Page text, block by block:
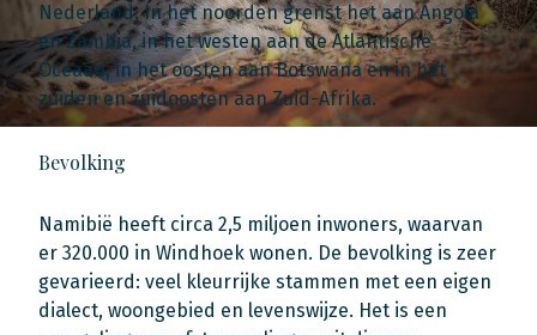
Nederland. In het noorden grenst het aan Angola
en Zambia, in het westen aan de Atlantische
Oceaan, in het oosten aan Botswana en in het
zuiden en zuidoosten aan Zuid-Afrika.
Bevolking
Namibië heeft circa 2,5 miljoen inwoners, waarvan
er 320.000 in Windhoek wonen. De bevolking is zeer
gevarieerd: veel kleurrijke stammen met een eigen
dialect, woongebied en levenswijze. Het is een